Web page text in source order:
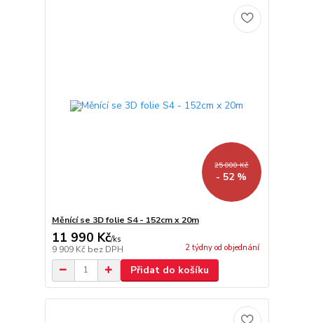
25 000 Kč
- 52 %
Měnící se 3D folie S4 - 152cm x 20m
11 990 Kč/ks
9 909 Kč bez DPH 2 týdny od objednání
Přidat do košíku